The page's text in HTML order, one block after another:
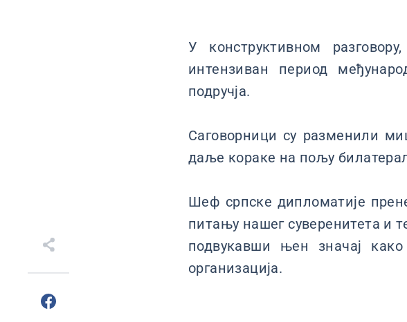
У конструктивном
интензиван период
подручја.
Саговорници су разменили
даље кораке на пољу
Шеф српске дипломатије
питању нашег суверенитета и
подвукавши њен значај
организација.